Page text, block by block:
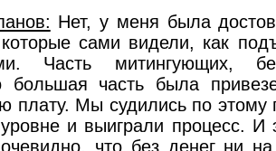
Нет, у меня была
сами видели, как
Часть митингующих,
большая часть была
плату. Мы судились по этому
и выиграли процесс. И
что без денег ни